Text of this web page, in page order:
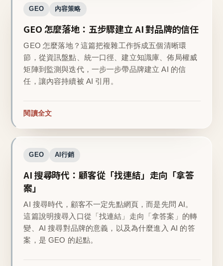
GEO 內容策略
GEO 怎麼落地：五步驟建立 AI 對品牌的信任
GEO 怎麼落地？這篇把複雜工作拆成五個清晰環
節，從資訊盤點、統一口徑、建立知識庫、佈局權威
矩陣到監測與迭代，一步一步帶品牌建立 AI 的信
任，讓內容持續被 AI 引用。
閱讀全文
GEO AI行銷
AI 搜尋時代：顧客從「找連結」走向「拿答
案」
AI 搜尋時代，顧客不一定先點網頁，而是先問 AI。
這篇說明搜尋入口從「找連結」走向「拿答案」的轉
變、AI 搜尋對品牌的意義，以及為什麼進入 AI 的答
案，是 GEO 的起點。